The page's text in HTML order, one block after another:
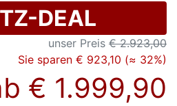
DEAL
unser Preis € 2.923,00
Sie sparen € 923,10 (≈ 32%)
€ 1.999,90